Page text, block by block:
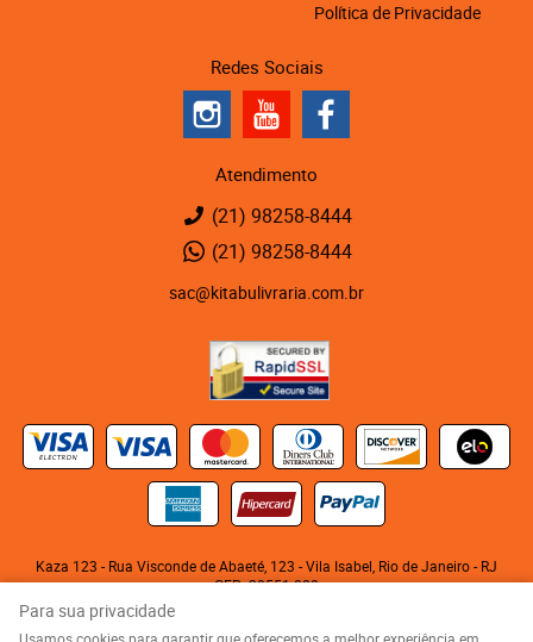
Política de Privacidade
Redes Sociais
Atendimento
(21) 98258-8444
(21) 98258-8444
sac@kitabulivraria.com.br
Kaza 123 - Rua Visconde de Abaeté, 123 -Vila Isabel, Rio de Janeiro- RJ
CEP: 20551-080
KITABU LIVRARIA NEGRA E EDITORA LTDA
Para sua privacidade